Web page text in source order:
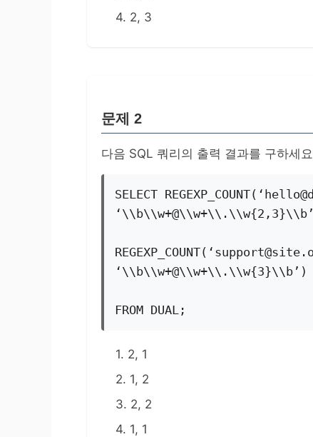
4. 2, 3
문제 2
다음 SQL 쿼리의 출력 결과를 구하세
SELECT
‘\\b\\w+@\\w+\\.\\w{3}\\b’)
FROM DUAL;
1. 2, 1
2. 1, 2
3. 2, 2
4. 1, 1